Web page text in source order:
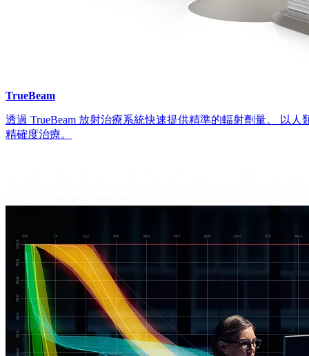
TrueBeam
透過 TrueBeam 放射治療系統快速提供精準的輻射劑量。 以
精確度治療。